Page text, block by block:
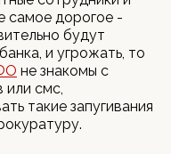
самое дорогое -
будут
и угрожать, то
не знакомы с
или смс,
такие запугивания